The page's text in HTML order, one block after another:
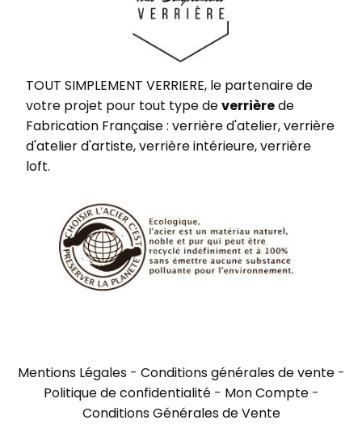
TOUT SIMPLEMENT VERRIERE, le partenaire de
votre projet pour tout type deverrièrede
Fabrication Française : verrière d'atelier, verrière
d'atelier d'artiste, verrière intérieure, verrière
loft.
Mentions Légales
Conditions générales de vente
Politique de confidentialité
Mon Compte
Conditions Générales de Vente